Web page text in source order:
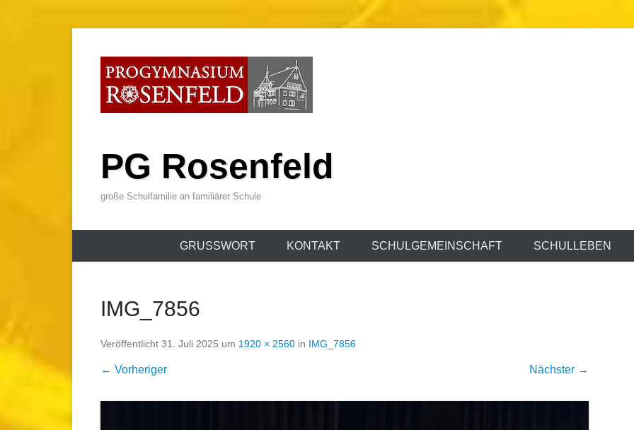
wechseln
PG Rosenfeld
große Schulfamilie an familiärer Schule
GRUSSWORT KONTAKT SCHULGEMEINSCHAFT SCHULLEBEN
IMG_7856
Veröffentlicht 31. Juli 2025 um 1920 × 2560 in IMG_7856
← Vorheriger Nächster →